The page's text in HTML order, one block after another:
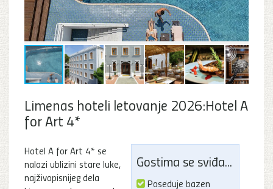
Limenas hoteli letovanje 2026:Hotel A
for Art 4*
Gostima se sviđa...
Poseduje bazen
Hotel A for Art 4* se
nalazi ublizini stare luke,
najživopisnijeg dela